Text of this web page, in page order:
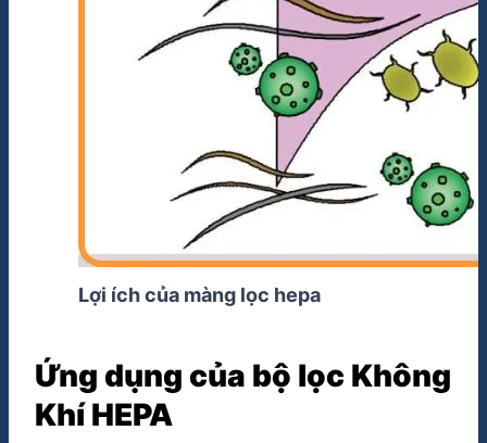
Lợi ích của màng lọc hepa
Ứng dụng của bộ lọc Không
Khí HEPA